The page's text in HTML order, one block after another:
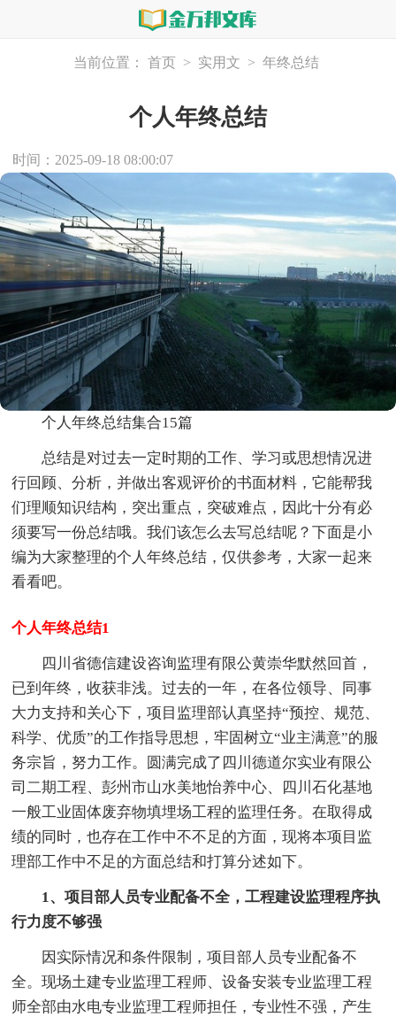
当前位置： 首页 > 实用文 > 年终总结
个人年终总结
时间：2025-09-18 08:00:07
个人年终总结集合15篇
总结是对过去一定时期的工作、学习或思想情况进
行回顾、分析，并做出客观评价的书面材料，它能帮我
们理顺知识结构，突出重点，突破难点，因此十分有必
须要写一份总结哦。我们该怎么去写总结呢？下面是小
编为大家整理的个人年终总结，仅供参考，大家一起来
看看吧。
个人年终总结1
四川省德信建设咨询监理有限公黄崇华默然回首，
已到年终，收获非浅。过去的一年，在各位领导、同事
大力支持和关心下，项目监理部认真坚持“预控、规范、
科学、优质”的工作指导思想，牢固树立“业主满意”的服
务宗旨，努力工作。圆满完成了四川德道尔实业有限公
司二期工程、彭州市山水美地怡养中心、四川石化基地
一般工业固体废弃物填埋场工程的监理任务。在取得成
绩的同时，也存在工作中不不足的方面，现将本项目监
理部工作中不足的方面总结和打算分述如下。
1、项目部人员专业配备不全，工程建设监理程序执
行力度不够强
因实际情况和条件限制，项目部人员专业配备不
全。现场土建专业监理工程师、设备安装专业监理工程
师全部由水电专业监理工程师担任，专业性不强，产生